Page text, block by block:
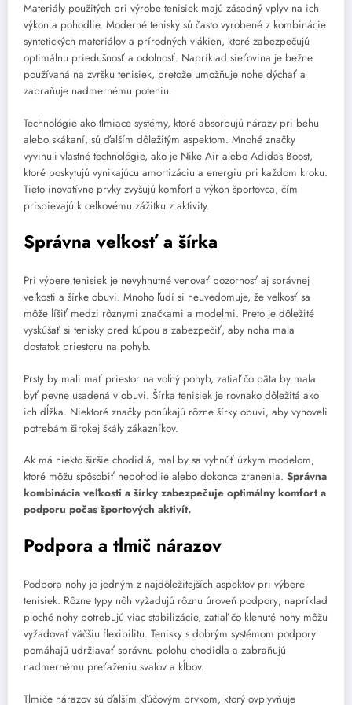
Materiály použitých pri výrobe tenisiek majú zásadný vplyv na ich
výkon a pohodlie. Moderné tenisky sú často vyrobené z kombinácie
syntetických materiálov a prírodných vlákien, ktoré zabezpečujú
optimálnu priedušnosť a odolnosť. Napríklad sieťovina je bežne
používaná na zvršku tenisiek, pretože umožňuje nohe dýchať a
zabraňuje nadmernému poteniu.
Technológie ako tlmiace systémy, ktoré absorbujú nárazy pri behu
alebo skákaní, sú ďalším dôležitým aspektom. Mnohé značky
vyvinuli vlastné technológie, ako je Nike Air alebo Adidas Boost,
ktoré poskytujú vynikajúcu amortizáciu a energiu pri každom kroku.
Tieto inovatívne prvky zvyšujú komfort a výkon športovca, čím
prispievajú k celkovému zážitku z aktivity.
Správna veľkosť a šírka
Pri výbere tenisiek je nevyhnutné venovať pozornosť aj správnej
veľkosti a šírke obuvi. Mnoho ľudí si neuvedomuje, že veľkosť sa
môže líšiť medzi rôznymi značkami a modelmi. Preto je dôležité
vyskúšať si tenisky pred kúpou a zabezpečiť, aby noha mala
dostatok priestoru na pohyb.
Prsty by mali mať priestor na voľný pohyb, zatiaľ čo päta by mala
byť pevne usadená v obuvi. Šírka tenisiek je rovnako dôležitá ako
ich dĺžka. Niektoré značky ponúkajú rôzne šírky obuvi, aby vyhoveli
potrebám širokej škály zákazníkov.
Ak má niekto širšie chodidlá, mal by sa vyhnúť úzkym modelom,
ktoré môžu spôsobiť nepohodlie alebo dokonca zranenia. Správna
kombinácia veľkosti a šírky zabezpečuje optimálny komfort a
podporu počas športových aktivít.
Podpora a tlmič nárazov
Podpora nohy je jedným z najdôležitejších aspektov pri výbere
tenisiek. Rôzne typy nôh vyžadujú rôznu úroveň podpory; napríklad
ploché nohy potrebujú viac stabilizácie, zatiaľ čo klenuté nohy môžu
vyžadovať väčšiu flexibilitu. Tenisky s dobrým systémom podpory
pomáhajú udržiavať správnu polohu chodidla a zabraňujú
nadmernému preťaženiu svalov a kĺbov.
Tlmiče nárazov sú ďalším kľúčovým prvkom, ktorý ovplyvňuje